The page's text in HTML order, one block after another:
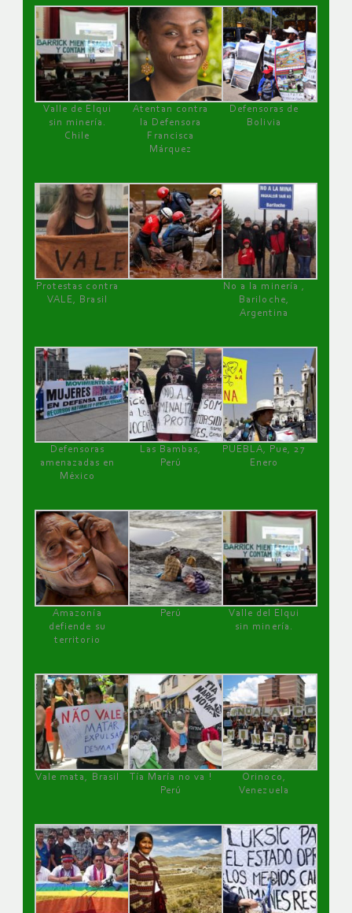
Valle de Elqui
sin minería.
Chile
Atentan contra
la Defensora
Francisca
Márquez
Defensoras de
Bolivia
Protestas contra
VALE, Brasil
No a la minería ,
Bariloche,
Argentina
Defensoras
amenazadas en
México
Las Bambas,
Perú
PUEBLA, Pue, 27
Enero
Amazonía
defiende su
territorio
Perú
Valle del Elqui
sin minería.
Vale mata, Brasil
Tía María no va !
Perú
Orinoco,
Venezuela